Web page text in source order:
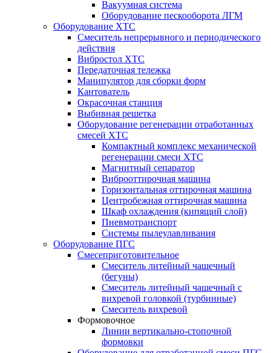
Вакуумная система
Оборудование пескооборота ЛГМ
Оборудование ХТС
Смеситель непрерывного и периодического
действия
Вибростол ХТС
Передаточная тележка
Манипулятор для сборки форм
Кантователь
Окрасочная станция
Выбивная решетка
Оборудование регенерации отработанных
смесей ХТС
Компактный комплекс механической
регенерации смеси ХТС
Магнитный сепаратор
Виброоттирочная машина
Горизонтальная оттирочная машина
Центробежная оттирочная машина
Шкаф охлаждения (кипящий слой)
Пневмотранспорт
Системы пылеулавливания
Оборудование ПГС
Смесеприготовительное
Смеситель литейный чашечный
(бегуны)
Смеситель литейный чашечный с
вихревой головкой (турбинные)
Смеситель вихревой
Формовочное
Линии вертикально-стопочной
формовки